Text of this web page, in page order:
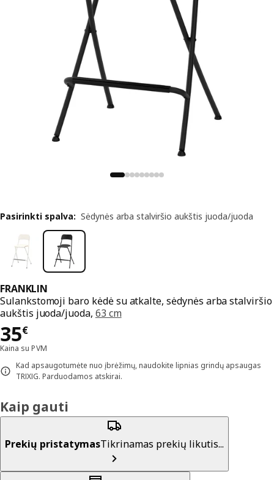
FRANKLIN
Sulankstomoji baro kėdė su atkalte, sėdynės arba stalviršio
aukštis juoda/juoda, 63 cm
35€
Kaina 35€
Kaina su PVM
Kad apsaugotumėte nuo įbrėžimų, naudokite lipnias grindų apsaugas
TRIXIG. Parduodamos atskirai.
Pasirinkti spalva: Sėdynės arba stalviršio aukštis juoda/juoda
Kaip gauti
Prekių pristatymasTikrinamas prekių likutis...